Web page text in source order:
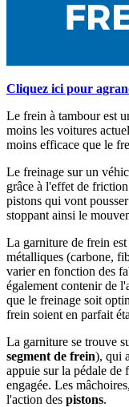
Cliquez ici pour
Le frein à tambour est
moins les voitures
moins efficace que le
Le freinage sur un
grâce à l'effet de
pistons qui vont
stoppant ainsi le
La garniture de frein
métalliques (carbone,
varier en fonction des
également contenir de
que le freinage soit
frein soient en parfait
La garniture se trouve
segment de frein), qui
appuie sur la pédale de
engagée. Les
l'action des pistons.